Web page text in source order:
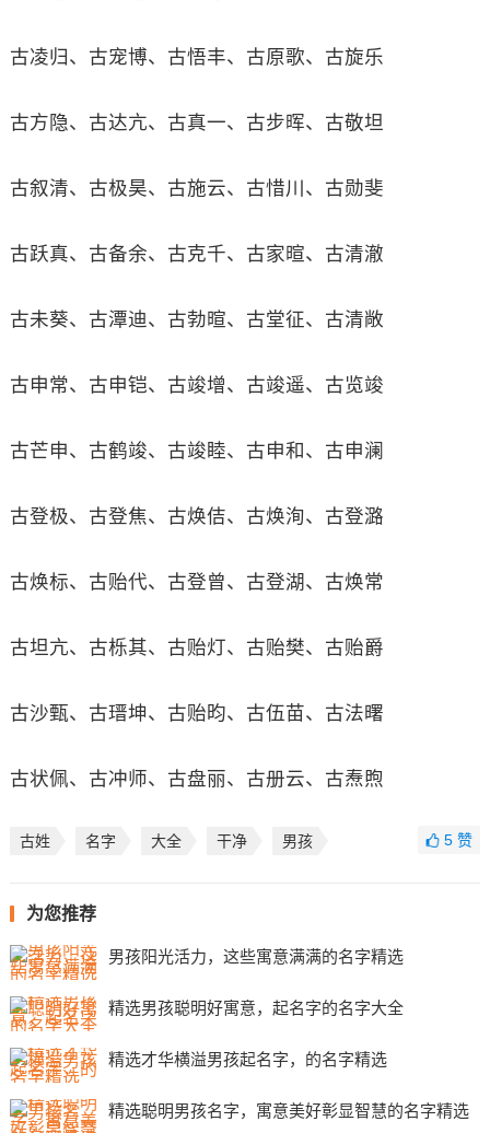
古凌归、古宠博、古悟丰、古原歌、古旋乐
古方隐、古达亢、古真一、古步晖、古敬坦
古叙清、古极昊、古施云、古惜川、古勋斐
古跃真、古备余、古克千、古家暄、古清澈
古未葵、古潭迪、古勃暄、古堂征、古清敞
古申常、古申铠、古竣增、古竣遥、古览竣
古芒申、古鹤竣、古竣睦、古申和、古申澜
古登极、古登焦、古焕佶、古焕洵、古登潞
古焕标、古贻代、古登曾、古登湖、古焕常
古坦亢、古栎其、古贻灯、古贻樊、古贻爵
古沙甄、古瑨坤、古贻昀、古伍苗、古法曙
古状佩、古冲师、古盘丽、古册云、古焘煦
古姓 名字 大全 干净 男孩 5赞
为您推荐
男孩阳光活力，这些寓意满满的名字精选
精选男孩聪明好寓意，起名字的名字大全
精选才华横溢男孩起名字，的名字精选
精选聪明男孩名字，寓意美好彰显智慧的名字精选